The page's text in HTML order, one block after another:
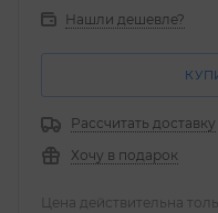
Нашли дешевле?
Рассчитать доставку
Хочу в подарок
Цена действительна